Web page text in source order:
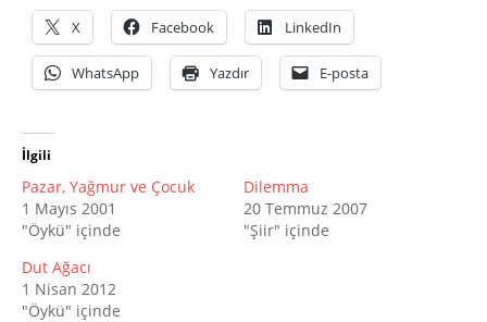
X Facebook LinkedIn
WhatsApp Yazdır E-posta
İlgili
Pazar, Yağmur ve Çocuk
1 Mayıs 2001
"Öykü" içinde
Dilemma
20 Temmuz 2007
"Şiir" içinde
Dut Ağacı
1 Nisan 2012
"Öykü" içinde